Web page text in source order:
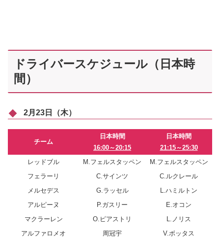
ドライバースケジュール（日本時
間）
2月23日（木）
チーム
日本時間
16:00～20:15
日本時間
21:15～25:30
レッドブル
M.フェルスタッペン
M.フェルスタッペン
フェラーリ
C.サインツ
C.ルクレール
メルセデス
G.ラッセル
L.ハミルトン
アルピーヌ
P.ガスリー
E.オコン
マクラーレン
O.ピアストリ
L.ノリス
アルファロメオ
周冠宇
V.ボッタス